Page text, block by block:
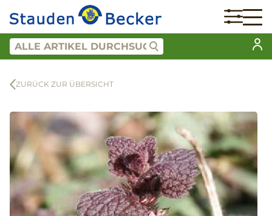
ZURÜCK ZUR ÜBERSICHT